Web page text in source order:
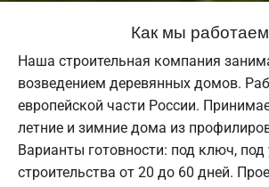
Как мы работаем
Наша строительная компания
возведением деревянных домов.
европейской части России.
летние и зимние дома из
Варианты готовности: под ключ, под
строительства от 20 до 60 дней.